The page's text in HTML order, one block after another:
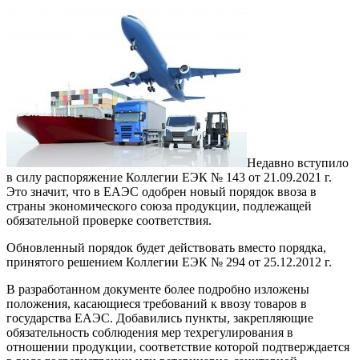
Недавно вступило
в силу распоряжение Коллегии ЕЭК № 143 от 21.09.2021 г.
Это значит, что в ЕАЭС одобрен новый порядок ввоза в
страны экономического союза продукции, подлежащей
обязательной проверке соответствия.
Обновленный порядок будет действовать вместо порядка,
принятого решением Коллегии ЕЭК № 294 от 25.12.2012 г.
В разработанном документе более подробно изложены
положения, касающиеся требований к ввозу товаров в
государства ЕАЭС. Добавились пункты, закрепляющие
обязательность соблюдения мер техрегулирования в
отношении продукции, соответствие которой подтверждается